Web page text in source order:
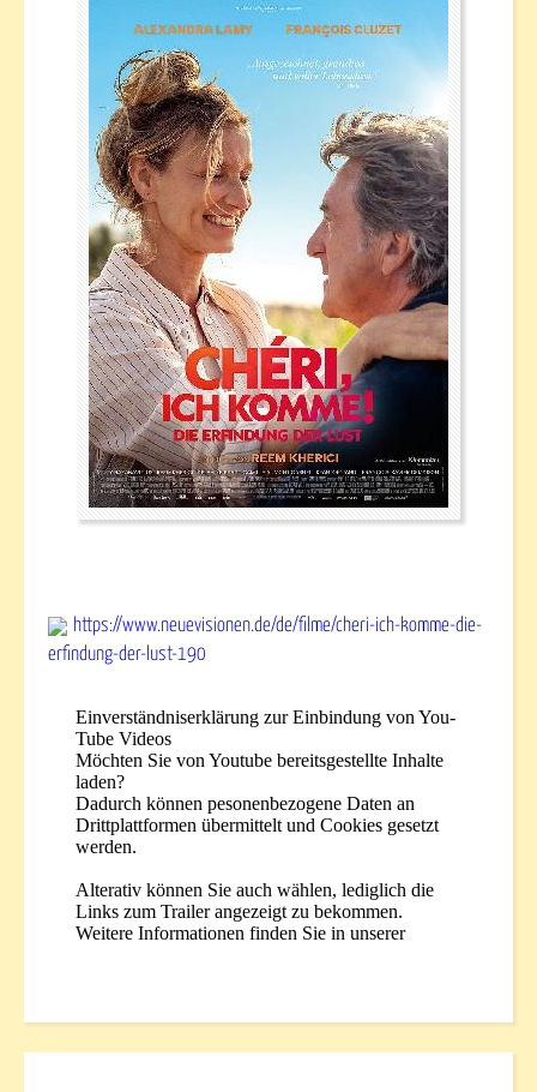
https://www.neuevisionen.de/de/filme/cheri-ich-komme-die-
erfindung-der-lust-190